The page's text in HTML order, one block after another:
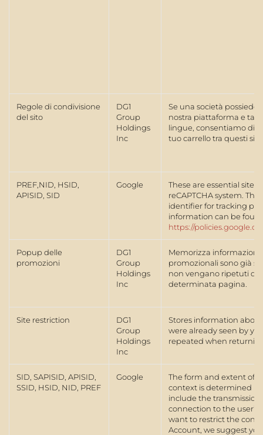
Regole di condivisione
del sito
DG1
Group
Holdings
Inc
Se una società possiede
nostra piattaforma e tali
lingue, consentiamo di
tuo carrello tra questi siti.
PREF,NID, HSID,
APISID, SID
Google
These are essential site
reCAPTCHA system.
identifier for tracking
information can be
https://
Popup delle
promozioni
DG1
Group
Holdings
Inc
Memorizza informazioni
promozionali sono già
non vengano ripetuti
determinata pagina.
Site restriction
DG1
Group
Holdings
Inc
Stores information
were already seen by
repeated when
SID, SAPISID, APISID,
SSID, HSID, NID, PREF
Google
The form and extent of
context is determined
include the transmission
connection to the user’s
want to restrict the
Account, we suggest